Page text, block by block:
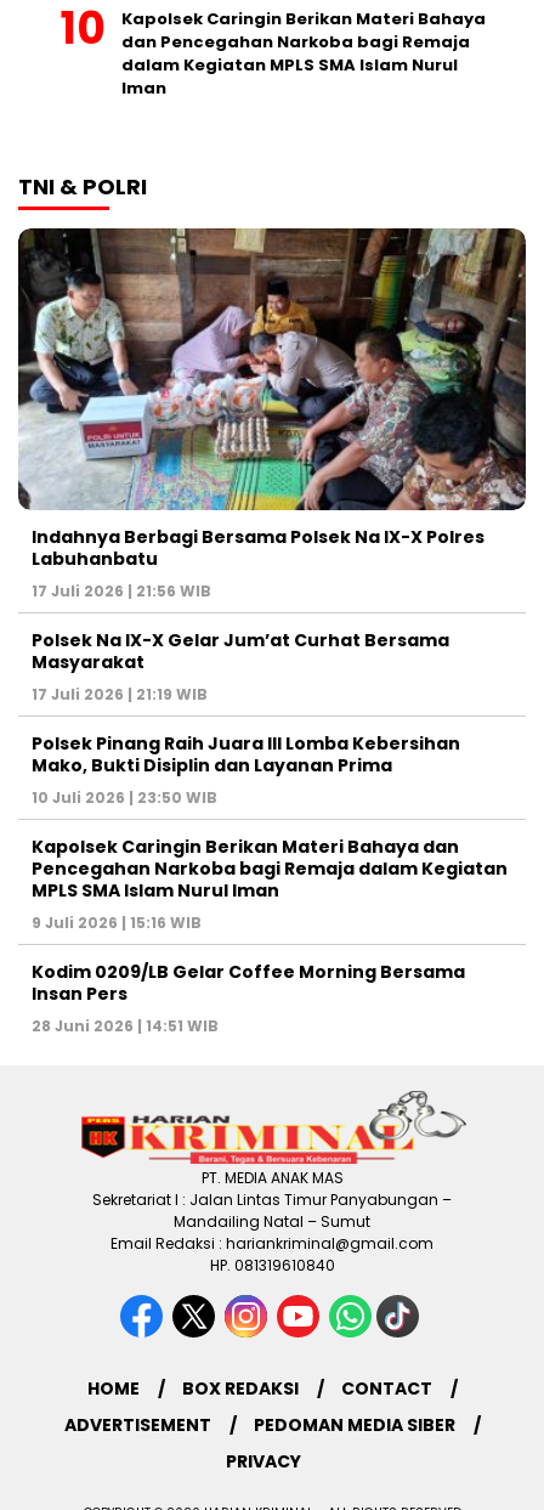
Kapolsek Caringin Berikan Materi Bahaya
dan Pencegahan Narkoba bagi Remaja
dalam Kegiatan MPLS SMA Islam Nurul
Iman
TNI & POLRI
Indahnya Berbagi Bersama Polsek Na IX-X Polres
Labuhanbatu
17 Juli 2026 | 21:56 WIB
Polsek Na IX-X Gelar Jum’at Curhat Bersama
Masyarakat
17 Juli 2026 | 21:19 WIB
Polsek Pinang Raih Juara III Lomba Kebersihan
Mako, Bukti Disiplin dan Layanan Prima
10 Juli 2026 | 23:50 WIB
Kapolsek Caringin Berikan Materi Bahaya dan
Pencegahan Narkoba bagi Remaja dalam Kegiatan
MPLS SMA Islam Nurul Iman
9 Juli 2026 | 15:16 WIB
Kodim 0209/LB Gelar Coffee Morning Bersama
Insan Pers
28 Juni 2026 | 14:51 WIB
PT. MEDIA ANAK MAS
Sekretariat I : Jalan Lintas Timur Panyabungan –
Mandailing Natal – Sumut
Email Redaksi : hariankriminal@gmail.com
HP. 081319610840
HOME BOX REDAKSI
CONTACT
ADVERTISEMENT
PEDOMAN MEDIA SIBER
PRIVACY